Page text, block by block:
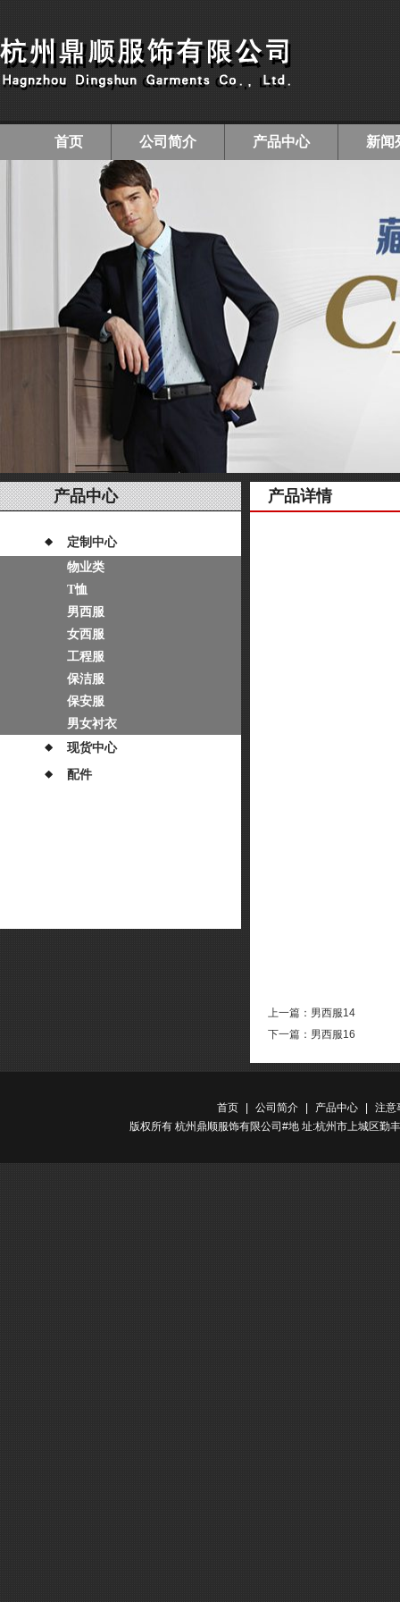
首页 公司简介 产品中心 新闻
产品中心
定制中心
物业类
T恤
男西服
女西服
工程服
保洁服
保安服
男女衬衣
现货中心
配件
产品详情
上一篇： 男西服14
下一篇： 男西服16
首页 公司简介 产品中心
注意
版权所有 杭州鼎顺服饰有限公司#地 址:杭州市上城区